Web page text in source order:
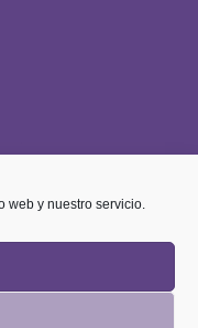
web y nuestro servicio.